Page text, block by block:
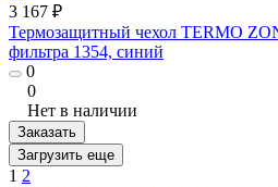
3 167 ₽
Термозащитный чехол TERMO
фильтра 1354, синий
0
0
Нет в наличии
Заказать
Загрузить еще
1 2